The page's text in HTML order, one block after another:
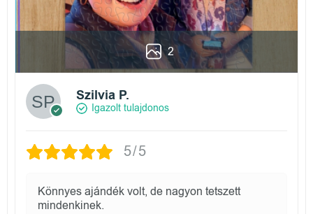
2
Szilvia P.
Igazolt tulajdonos
5/5
Könnyes ajándék volt, de nagyon tetszett
mindenkinek.